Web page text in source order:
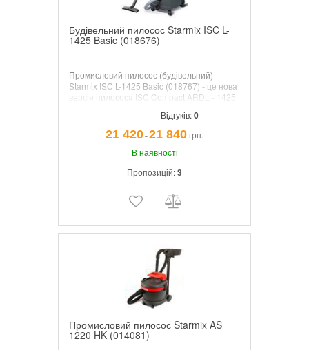
Будівельний пилосос Starmix ISC L-
1425 Basic (018676)
Промисловий пилосос (будівельний)
Starmix ISC L-1425 Basic (018767) - це нова
версія пилососа ISC Compact ARDL - 1425
безперервного професійного
використання. (Акція діє до закінчення
товарних запасів)
Відгуків:0
21 420¯21 840грн.
В наявності
Пропозицій:3
Промисловий пилосос Starmix AS
1220 HK (014081)